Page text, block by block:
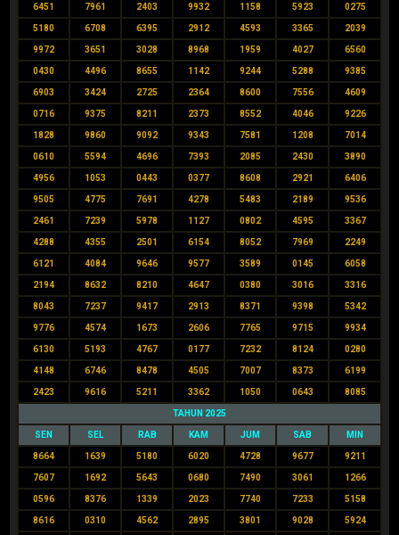
6451 7961 2403 9932 1158 5923 0275
5180 6708 6395 2912 4593 3365 2039
9972 3651 3028 8968 1959 4027 6560
0430 4496 8655 1142 9244 5288 9385
6903 3424 2725 2364 8600 7556 4609
0716 9375 8211 2373 8552 4046 9226
1828 9860 9092 9343 7581 1208 7014
0610 5594 4696 7393 2085 2430 3890
4956 1053 0443 0377 8608 2921 6406
9505 4775 7691 4278 5483 2189 9536
2461 7239 5978 1127 0802 4595 3367
4288 4355 2501 6154 8052 7969 2249
6121 4084 9646 9577 3589 0145 6058
2194 8632 8210 4647 0380 3016 3316
8043 7237 9417 2913 8371 9398 5342
9776 4574 1673 2606 7765 9715 9934
6130 5193 4767 0177 7232 8124 0280
4148 6746 8478 4505 7007 8373 6199
2423 9616 5211 3362 1050 0643 8085
TAHUN 2025
SEN SEL RAB KAM JUM SAB MIN
8664 1639 5180 6020 4728 9677 9211
7607 1692 5643 0680 7490 3061 1266
0596 8376 1339 2023 7740 7233 5158
8616 0310 4562 2895 3801 9028 5924